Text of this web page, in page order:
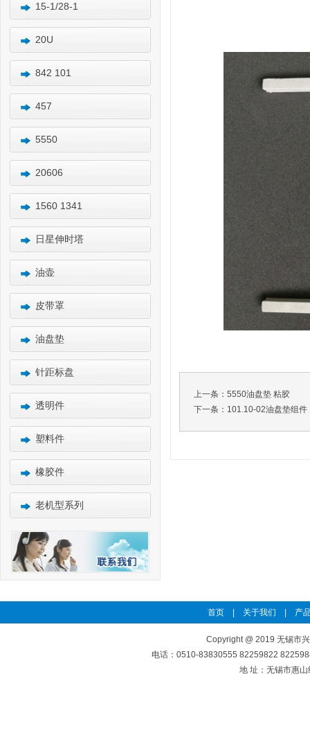
15-1/28-1
20U
842 101
457
5550
20606
1560 1341
日星伸时塔
油壶
皮带罩
油盘垫
针距标盘
透明件
塑料件
橡胶件
老机型系列
上一条： 5550油盘垫 粘胶
下一条： 101.10-02油盘垫组件
首页 关于我们 产
Copyright @ 2019 无锡市
电话：0510-83830555 82259822
地 址：无锡市惠